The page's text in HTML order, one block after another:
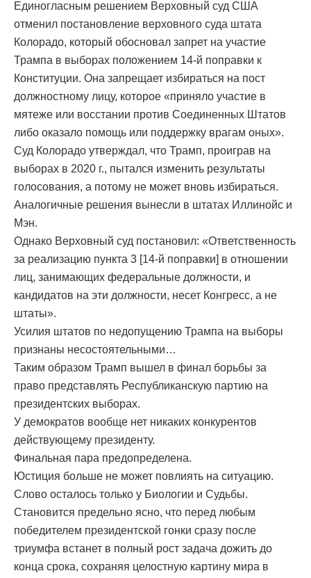
Единогласным решением Верховный суд США
отменил постановление верховного суда штата
Колорадо, который обосновал запрет на участие
Трампа в выборах положением 14-й поправки к
Конституции. Она запрещает избираться на пост
должностному лицу, которое «приняло участие в
мятеже или восстании против Соединенных Штатов
либо оказало помощь или поддержку врагам оных».
Суд Колорадо утверждал, что Трамп, проиграв на
выборах в 2020 г., пытался изменить результаты
голосования, а потому не может вновь избираться.
Аналогичные решения вынесли в штатах Иллинойс и
Мэн.
Однако Верховный суд постановил: «Ответственность
за реализацию пункта 3 [14-й поправки] в отношении
лиц, занимающих федеральные должности, и
кандидатов на эти должности, несет Конгресс, а не
штаты».
Усилия штатов по недопущению Трампа на выборы
признаны несостоятельными…
Таким образом Трамп вышел в финал борьбы за
право представлять Республиканскую партию на
президентских выборах.
У демократов вообще нет никаких конкурентов
действующему президенту.
Финальная пара предопределена.
Юстиция больше не может повлиять на ситуацию.
Слово осталось только у Биологии и Судьбы.
Становится предельно ясно, что перед любым
победителем президентской гонки сразу после
триумфа встанет в полный рост задача дожить до
конца срока, сохраняя целостную картину мира в